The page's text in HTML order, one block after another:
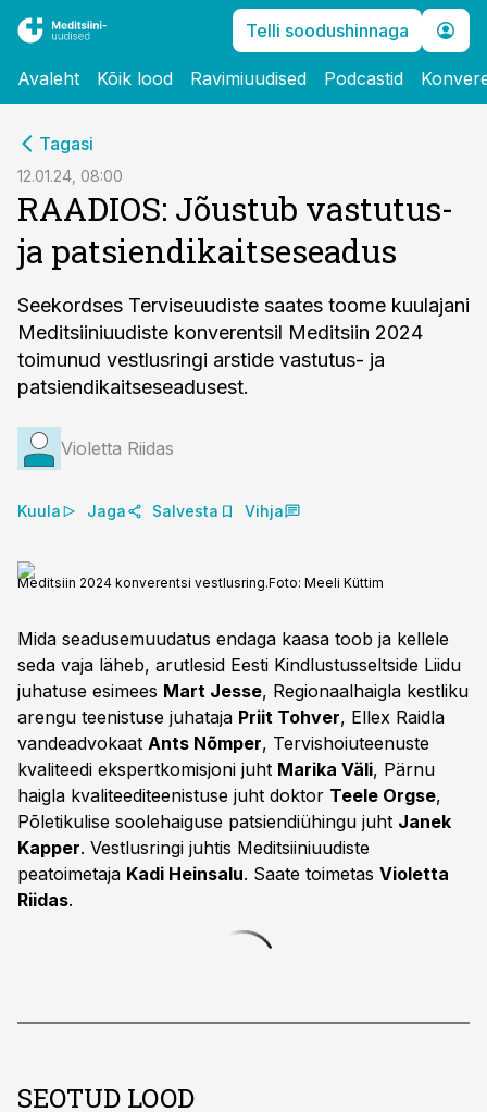
Telli soodushinnaga
Avaleht Kõik lood Ravimiuudised Podcastid
Tagasi
12.01.24, 08:00
RAADIOS: Jõustub vastutus-
ja patsiendikaitseseadus
Seekordses Terviseuudiste saates toome kuulajani
Meditsiiniuudiste konverentsil Meditsiin 2024
toimunud vestlusringi arstide vastutus- ja
patsiendikaitseseadusest.
Violetta Riidas
Kuula Jaga Salvesta Vihja
Meditsiin 2024 konverentsi vestlusring.Foto: Meeli Küttim
Mida seadusemuudatus endaga kaasa toob ja kellele
seda vaja läheb, arutlesid Eesti Kindlustusseltside Liidu
juhatuse esimees Mart Jesse, Regionaalhaigla kestliku
arengu teenistuse juhataja Priit Tohver, Ellex Raidla
vandeadvokaat Ants Nõmper, Tervishoiuteenuste
kvaliteedi ekspertkomisjoni juht Marika Väli, Pärnu
haigla kvaliteediteenistuse juht doktor Teele Orgse,
Põletikulise soolehaiguse patsiendiühingu juht Janek
Kapper. Vestlusringi juhtis Meditsiiniuudiste
peatoimetaja Kadi Heinsalu. Saate toimetas Violetta
Riidas.
SEOTUD LOOD